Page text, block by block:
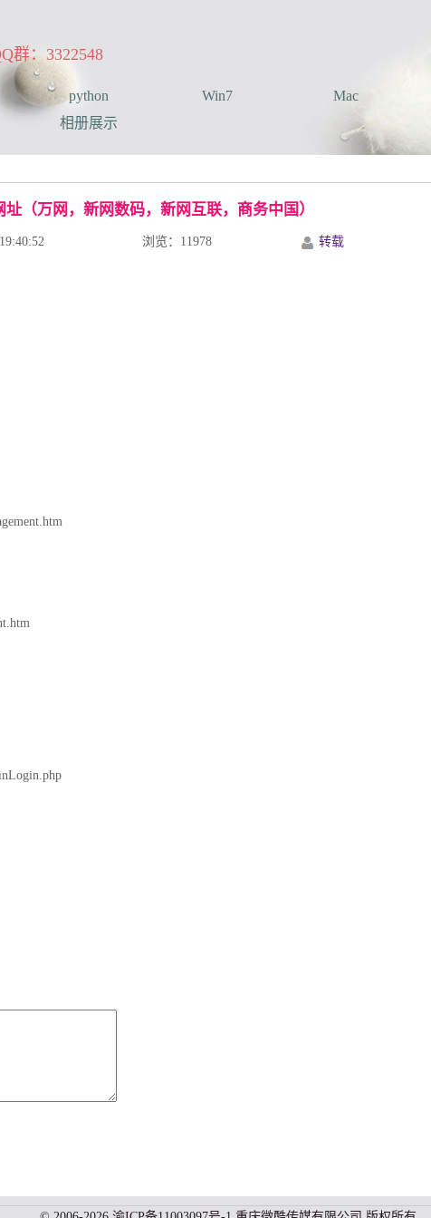
：3322548
python Win7
Mac
相册展示
（万网，新网数码，新网互联，商务中国）
浏览：11978
转载